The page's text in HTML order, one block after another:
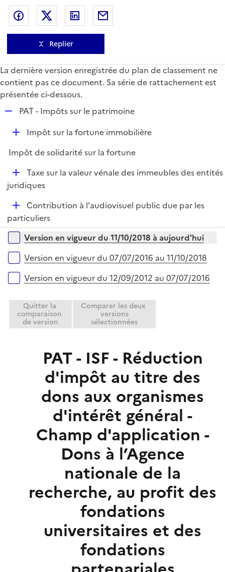
Partager sur Facebook
Partager sur Twitter
Partager sur LinkedIn
Replier
La dernière version enregistrée du plan de classement ne
contient pas ce document. Sa série de rattachement est
présentée ci-dessous.
p
i
e
r
PAT - Impôts sur le patrimoine
D
p
i
e
Impôt sur la fortune immobilière
Impôt de solidarité sur la fortune
D
é
i
e
r
Taxe sur la valeur vénale des immeubles des entités
juridiques
D
é
p
e
r
Contribution à l'audiovisuel public due par les
particuliers
Versions sur la période
Version en vigueur du 11/10/2018 à aujourd'hui
Version en vigueur du 07/07/2016 au 11/10/2018
Version en vigueur du 12/09/2012 au 07/07/2016
Quitter la
comparaison
de version
Comparer les deux
versions
sélectionnées
PAT - ISF - Réduction
d'impôt au titre des
dons aux organismes
d'intérêt général -
Champ d'application -
Dons à l’Agence
nationale de la
recherche, au profit des
fondations
universitaires et des
fondations